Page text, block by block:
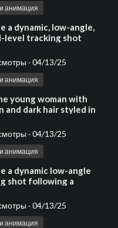
анимация
a dynamic, low-angle,
level tracking shot
swiftly alongside
ca · 04/13/25
анимация
young woman with
and dark hair styled in
traditional
updo,
· 04/13/25
анимация
a dynamic low-angle
shot following a
dark green motorcycle
c · 04/13/25
анимация